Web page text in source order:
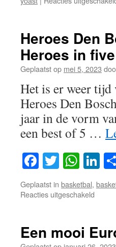
Heroes Den
Heroes in
Geplaatst op mei 5, 2023
Het is er weer tijd
Heroes Den
jaar in de vorm
een best of 5 …
Facebook
Twitter
Geplaatst in basketbal,
Reacties uitgeschakeld
Bosch
–
Een mooi